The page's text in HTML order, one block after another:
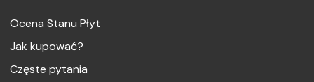
Ocena Stanu Płyt
Jak kupować?
Częste pytania